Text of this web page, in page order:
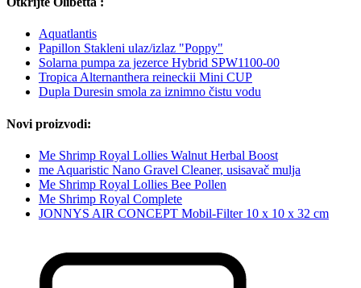
Aquatlantis
Papillon Stakleni ulaz/izlaz "Poppy"
Solarna pumpa za jezerce Hybrid SPW1100-00
Tropica Alternanthera reineckii Mini CUP
Dupla Duresin smola za iznimno čistu vodu
Novi proizvodi:
Me Shrimp Royal Lollies Walnut Herbal Boost
me Aquaristic Nano Gravel Cleaner, usisavač mulja
Me Shrimp Royal Lollies Bee Pollen
Me Shrimp Royal Complete
JONNYS AIR CONCEPT Mobil-Filter 10 x 10 x 32 cm